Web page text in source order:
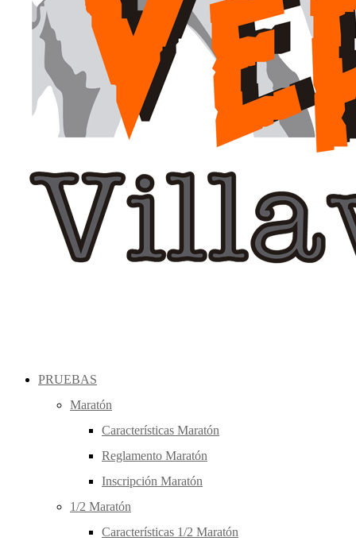
PRUEBAS
Maratón
Características Maratón
Reglamento Maratón
Inscripción Maratón
1/2 Maratón
Características 1/2 Maratón